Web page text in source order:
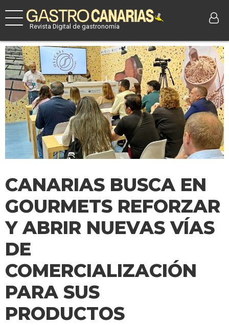
Revista Digital de gastronomía
CANARIAS BUSCA EN
GOURMETS REFORZAR
Y ABRIR NUEVAS VÍAS
DE
COMERCIALIZACIÓN
PARA SUS
PRODUCTOS